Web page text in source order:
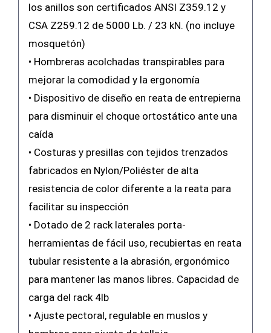
los anillos son certificados ANSI Z359.12 y
CSA Z259.12 de 5000 Lb. / 23 kN. (no incluye
mosquetón)
• Hombreras acolchadas transpirables para
mejorar la comodidad y la ergonomía
• Dispositivo de diseño en reata de entrepierna
para disminuir el choque ortostático ante una
caída
• Costuras y presillas con tejidos trenzados
fabricados en Nylon/Poliéster de alta
resistencia de color diferente a la reata para
facilitar su inspección
• Dotado de 2 rack laterales porta-
herramientas de fácil uso, recubiertas en reata
tubular resistente a la abrasión, ergonómico
para mantener las manos libres. Capacidad de
carga del rack 4lb
• Ajuste pectoral, regulable en muslos y